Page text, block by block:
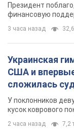
Президент
финансовую
3 часа назад 32,6
Украинская
США и
сложилась
лет назад
У поклонников
кусок коврового
2 часа назад 7,2